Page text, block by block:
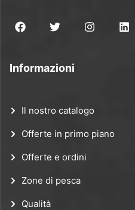
Informazioni
Il nostro catalogo
Offerte in primo piano
Offerte e ordini
Zone di pesca
Qualità